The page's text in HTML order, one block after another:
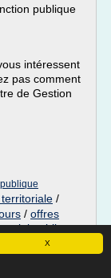
X
publique
intéressent
pas comment
de Gestion
/
/ offres
public